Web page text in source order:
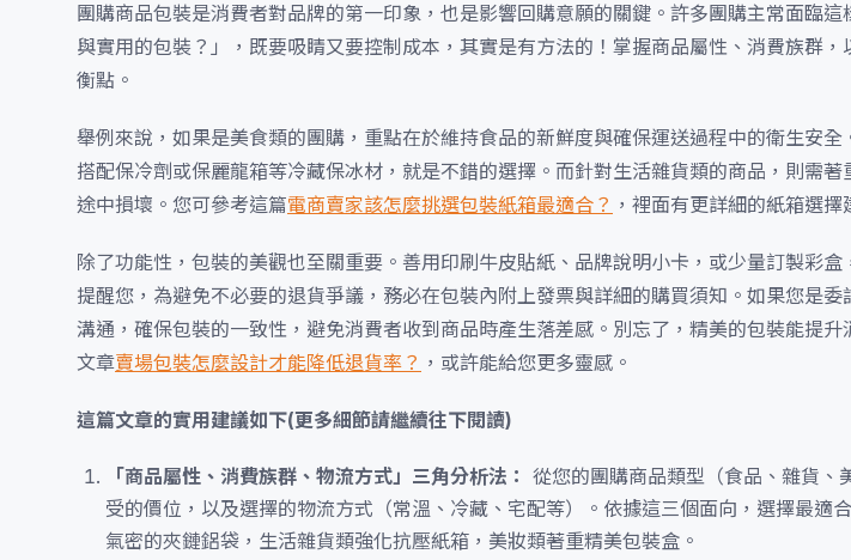
團購商品包裝是消費者對品牌的第一印象，也是影響回購意願的關鍵。許多團購主常面臨
與實用的包裝？」，既要吸睛又要控制成本，其實是有方法的！掌握商品屬性、消費族群
衡點。
舉例來說，如果是美食類的團購，重點在於維持食品的新鮮度與確保運送過程中的衛生安全
搭配保冷劑或保麗龍箱等冷藏保冰材，就是不錯的選擇。而針對生活雜貨類的商品，則需
途中損壞。您可參考這篇電商賣家該怎麼挑選包裝紙箱最適合？ ，裡面有更詳細的紙箱選擇
除了功能性，包裝的美觀也至關重要。善用印刷牛皮貼紙、品牌說明小卡，或少量訂製彩
提醒您，為避免不必要的退貨爭議，務必在包裝內附上發票與詳細的購買須知。如果您是
溝通，確保包裝的一致性，避免消費者收到商品時產生落差感。別忘了，精美的包裝能提
文章賣場包裝怎麼設計才能降低退貨率？ ，或許能給您更多靈感。
這篇文章的實用建議如下(更多細節請繼續往下閱讀)
「商品屬性、消費族群、物流方式」三角分析法： 從您的團購商品類型（食品、雜貨、
受的價位，以及選擇的物流方式（常溫、冷藏、宅配等）。依據這三個面向，選擇最適
氣密的夾鏈鋁袋，生活雜貨類強化抗壓紙箱，美妝類著重精美包裝盒。